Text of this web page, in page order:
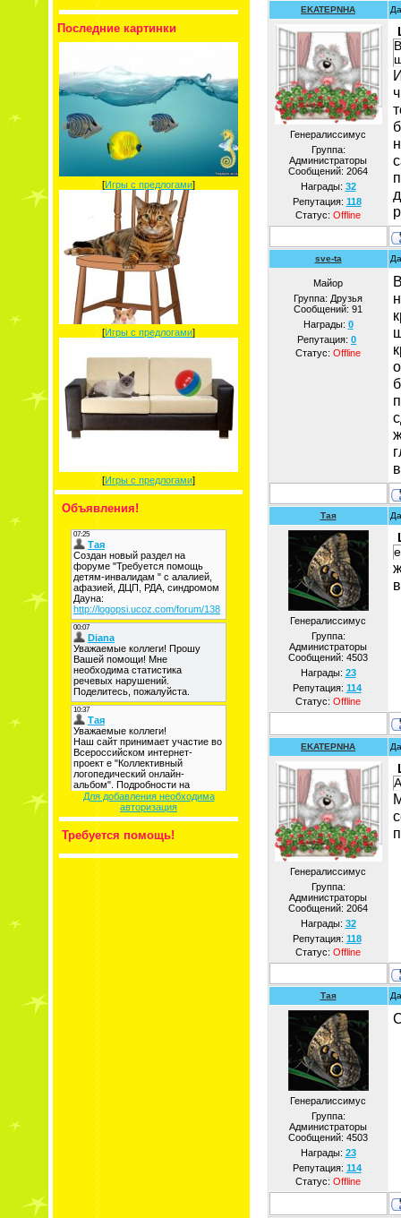
Последние картинки
[Игры с предлогами]
[Игры с предлогами]
[Игры с предлогами]
Объявления!
Для добавления необходима
авторизация
Требуется помощь!
EKATEPNHA
Генералиссимус
Группа:
Администраторы
Сообщений: 2064
Награды: 32
Репутация: 118
Статус: Offline
sve-ta
Майор
Группа: Друзья
Сообщений: 91
Награды: 0
Репутация: 0
Статус: Offline
Тая
Генералиссимус
Группа:
Администраторы
Сообщений: 4503
Награды: 23
Репутация: 114
Статус: Offline
EKATEPNHA
Генералиссимус
Группа:
Администраторы
Сообщений: 2064
Награды: 32
Репутация: 118
Статус: Offline
Тая
Генералиссимус
Группа:
Администраторы
Сообщений: 4503
Награды: 23
Репутация: 114
Статус: Offline